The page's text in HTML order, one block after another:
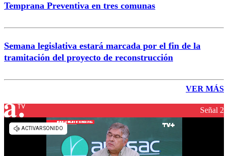
Temprana Preventiva en tres comunas
Semana legislativa estará marcada por el fin de la
tramitación del proyecto de reconstrucción
VER MÁS
Señal 2